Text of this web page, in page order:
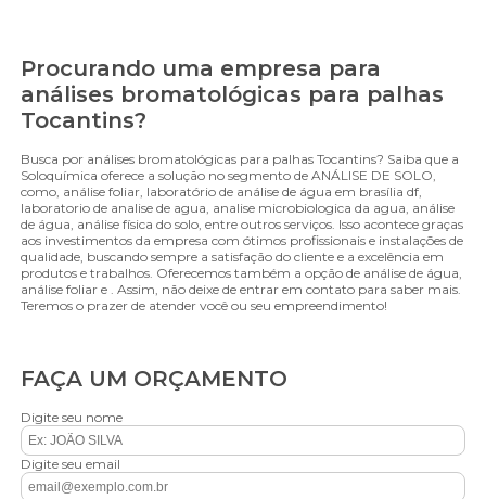
Procurando uma empresa para
análises bromatológicas para palhas
Tocantins?
Busca por análises bromatológicas para palhas Tocantins? Saiba que a
Soloquímica oferece a solução no segmento de ANÁLISE DE SOLO,
como, análise foliar, laboratório de análise de água em brasília df,
laboratorio de analise de agua, analise microbiologica da agua, análise
de água, análise física do solo, entre outros serviços. Isso acontece graças
aos investimentos da empresa com ótimos profissionais e instalações de
qualidade, buscando sempre a satisfação do cliente e a excelência em
produtos e trabalhos. Oferecemos também a opção de análise de água,
análise foliar e . Assim, não deixe de entrar em contato para saber mais.
Teremos o prazer de atender você ou seu empreendimento!
FAÇA UM ORÇAMENTO
Digite seu nome
Digite seu email